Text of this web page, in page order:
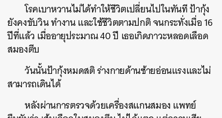
โรคเบาหวานไม่ได้ทำให้ชีวิตเปลี่ยนไปในทันที ป้ากุ้ง
ยังคงขับวิน ทำงาน และใช้ชีวิตตามปกติ จนกระทั่งเมื่อ 16
ปีที่แล้ว เมื่ออายุประมาณ 40 ปี เธอเกิดภาวะหลอดเลือด
สมองตีบ
วันนั้นป้ากุ้งหมดสติ ร่างกายด้านซ้ายอ่อนแรงและไม่
สามารถเดินได้
หลังผ่านการตรวจด้วยเครื่องสแกนสมอง แพทย์